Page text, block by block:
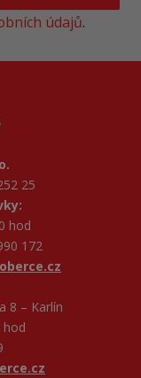
údajů.
25
hod
172
8 – Karlín
hod